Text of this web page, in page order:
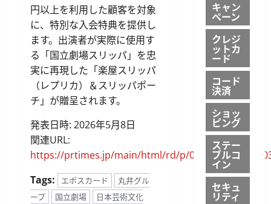
円以上を利用した顧客を対象
に、特別な入会特典を提供し
ます。出演者が実際に使用す
る「国立劇場スリッパ」を忠
実に再現した「楽屋スリッパ
（レプリカ）＆スリッパポー
チ」が贈呈されます。
発表日時: 2026年5月8日
関連URL:
https://prtimes.jp/main/html/rd/p/
Tags:
エポスカード
丸井グル
ープ
国立劇場
日本芸術文化
キャン
ペーン
クレジ
ットカ
ード
コード
決済
ショッ
ピング
ステー
ブルコ
イン
セキュ
リティ